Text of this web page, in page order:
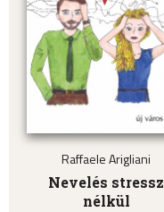
Raffaele Arigliani
Nevelés stressz
nélkül